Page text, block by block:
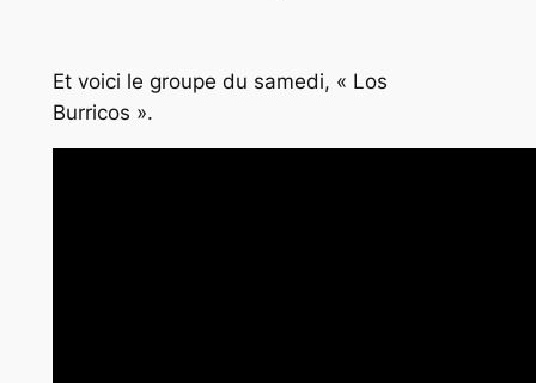
Et voici le groupe du samedi, « Los
Burricos ».